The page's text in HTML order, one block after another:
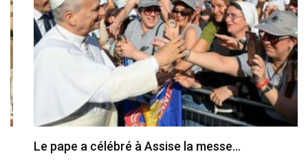
Le pape a célébré à Assise la messe…